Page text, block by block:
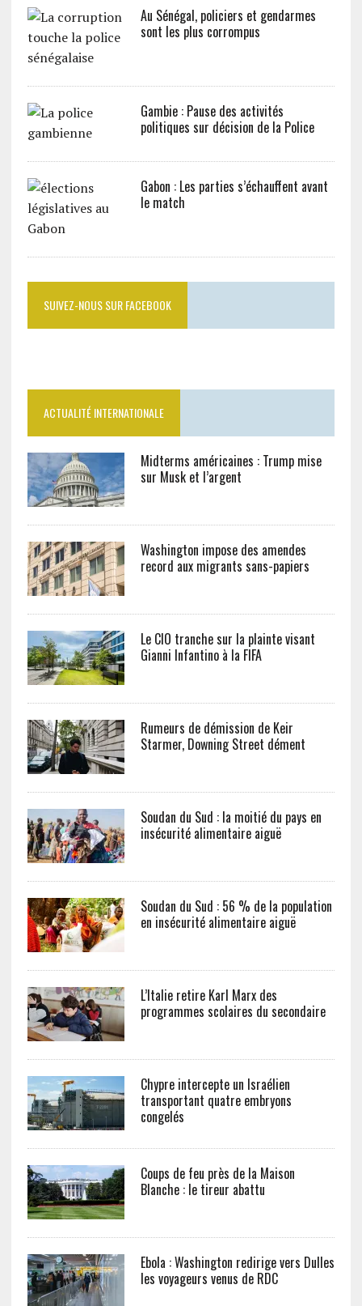
Au Sénégal, policiers et gendarmes
sont les plus corrompus
Gambie : Pause des activités
politiques sur décision de la Police
Gabon : Les parties s’échauffent avant
le match
SUIVEZ-NOUS SUR FACEBOOK
ACTUALITÉ INTERNATIONALE
Midterms américaines : Trump mise
sur Musk et l’argent
Washington impose des amendes
record aux migrants sans-papiers
Le CIO tranche sur la plainte visant
Gianni Infantino à la FIFA
Rumeurs de démission de Keir
Starmer, Downing Street dément
Soudan du Sud : la moitié du pays en
insécurité alimentaire aiguë
Soudan du Sud : 56 % de la population
en insécurité alimentaire aiguë
L’Italie retire Karl Marx des
programmes scolaires du secondaire
Chypre intercepte un Israélien
transportant quatre embryons
congelés
Coups de feu près de la Maison
Blanche : le tireur abattu
Ebola : Washington redirige vers Dulles
les voyageurs venus de RDC